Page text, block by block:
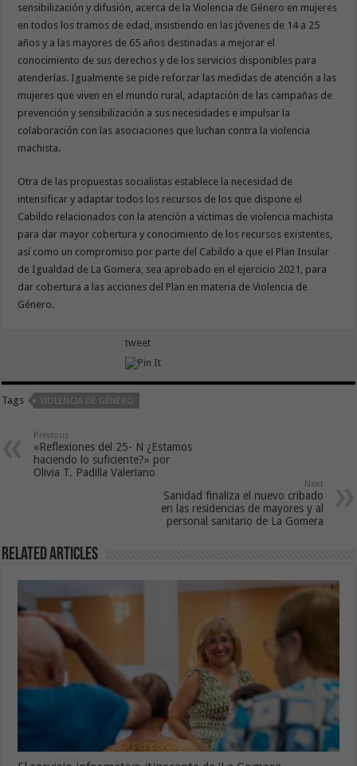
sensibilización y difusión, acerca de la Violencia de Género en mujeres
en todos los tramos de edad, insistiendo en las jóvenes de 14 a 25
años y a las mayores de 65 años destinadas a mejorar el
conocimiento de sus derechos y de los servicios disponibles para
atenderlas. Igualmente se pide reforzar las medidas de atención a las
mujeres que viven en el mundo rural, adaptación de las campañas de
prevención y sensibilización a sus necesidades e impulsar la
colaboración con las asociaciones que luchan contra la violencia
machista.
Otra de las propuestas socialistas establece la necesidad de
intensificar y adaptar todos los recursos de los que dispone el
Cabildo relacionados con la atención a víctimas de violencia machista
para dar mayor cobertura y conocimiento de los recursos existentes,
así como un compromiso por parte del Cabildo a que el Plan Insular
de Igualdad de La Gomera, sea aprobado en el ejercicio 2021, para
dar cobertura a las acciones del Plan en materia de Violencia de
Género.
tweet
Tags VIOLENCIA DE GÉNERO
Previous
«Reflexiones del 25- N ¿Estamos
haciendo lo suficiente?» por
Olivia T. Padilla Valeriano
Next
Sanidad finaliza el nuevo cribado
en las residencias de mayores y al
personal sanitario de La Gomera
Related Articles